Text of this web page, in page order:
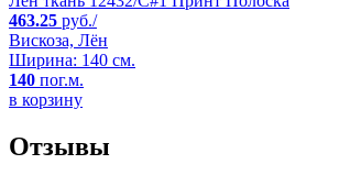
463.25 руб./
Вискоза, Лён
Ширина: 140 см.
140 пог.м.
в корзину
Отзывы